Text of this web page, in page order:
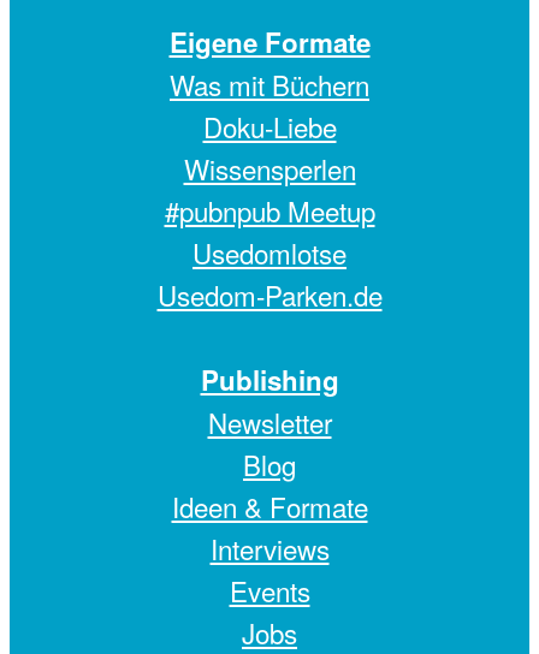
Eigene Formate
Was mit Büchern
Doku-Liebe
Wissensperlen
#pubnpub Meetup
Usedomlotse
Usedom-Parken.de
Publishing
Newsletter
Blog
Ideen & Formate
Interviews
Events
Jobs